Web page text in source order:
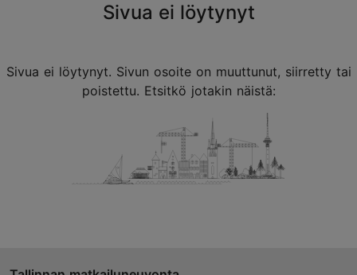
Sivua ei löytynyt
Sivua ei löytynyt. Sivun osoite on muuttunut, siirretty tai
poistettu. Etsitkö jotakin näistä: